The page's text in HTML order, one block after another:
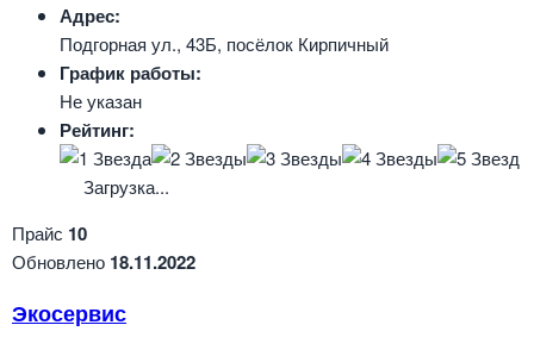
Адрес:
Подгорная ул., 43Б, посёлок Кирпичный
График работы:
Не указан
Рейтинг:
Загрузка...
Прайс 10
Обновлено 18.11.2022
Экосервис